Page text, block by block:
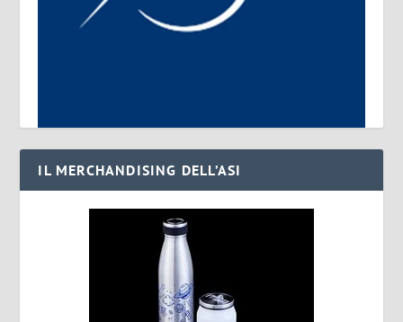
IL MERCHANDISING DELL’ASI